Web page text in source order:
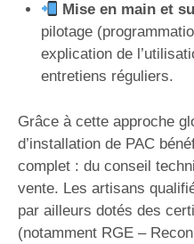
Mise en main et
pilotage
explication de
entretiens réguliers.
Grâce à cette approche
d’installation de PAC
complet : du conseil
vente. Les artisans
par ailleurs dotés des
(notamment RGE –